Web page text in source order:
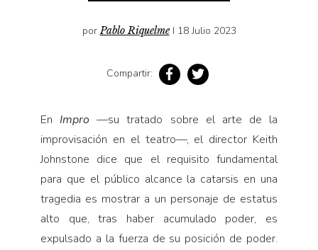
Personajes secundarios
Turismo accidental
Vidas paralelas
porPablo Riquelme I 18 Julio 2023
Compartir:
En Impro—su tratado sobre el arte de la
improvisación en el teatro—, el director Keith
Johnstone dice que el requisito fundamental
para que el público alcance la catarsis en una
tragedia es mostrar a un per­sonaje de estatus
alto que, tras ha­ber acumulado poder, es
expulsado a la fuerza de su posición de poder.